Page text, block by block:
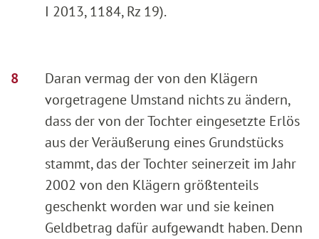
I 2013, 1184, Rz 19).
Daran vermag der von den Klägern
vorgetragene Umstand nichts zu ändern,
dass der von der Tochter eingesetzte Erlös
aus der Veräußerung eines Grundstücks
stammt, das der Tochter seinerzeit im Jahr
2002 von den Klägern größtenteils
geschenkt worden war und sie keinen
Geldbetrag dafür aufgewandt haben. Denn